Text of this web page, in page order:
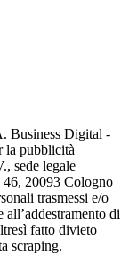
Business Digital -
la pubblicità
sede legale
20093 Cologno
trasmessi e/o
di
fatto divieto
scraping.